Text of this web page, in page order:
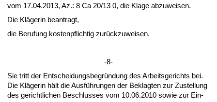
vom 17.04.2013, Az.: 8 Ca 20/13 0, die Kla­ge ab­zu­wei­sen.
Die Kläge­rin be­an­tragt,
die Be­ru­fung kos­ten­pflich­tig zurück­zu­wei­sen.
-8-
Sie tritt der Ent­schei­dungs­be­gründung des Ar­beits­ge­richts bei.
Die Kläge­rin hält die Ausführun­gen der Be­klag­ten zur Zu­stel­lung
des ge­richt­li­chen Be­schlus­ses vom 10.06.2010 so­wie zur Ein­